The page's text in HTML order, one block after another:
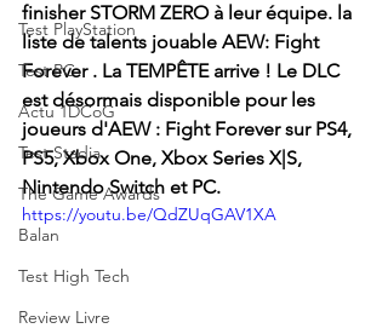
Test PlayStation
Test PC
Actu 1DCoG
Test Stadia
The Game Awards
Balan
Test High Tech
Review Livre
finisher STORM ZERO à leur équipe. la
liste de talents jouable AEW: Fight
Forever . La TEMPÊTE arrive ! Le DLC
est désormais disponible pour les
joueurs d'AEW : Fight Forever sur PS4,
PS5, Xbox One, Xbox Series X|S,
Nintendo Switch et PC.
https://youtu.be/QdZUqGAV1XA